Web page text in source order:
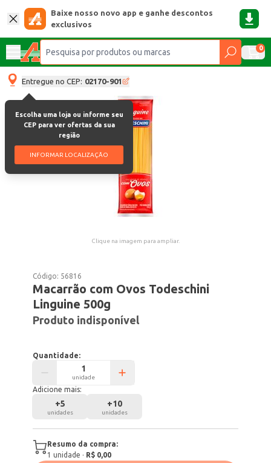
Baixe nosso novo app e ganhe descontos
exclusivos
0
Entregue no CEP: 02170-901
Escolha uma loja ou informe seu
CEP para ver ofertas da sua
região
INFORMAR LOCALIZAÇÃO
Clique na imagem para ampliar.
Código: 56816
Macarrão com Ovos Todeschini
Linguine 500g
Produto indisponível
Quantidade:
unidade
Adicione mais:
+5
unidades
+10
unidades
Resumo da compra:
1 unidade · R$ 0,00